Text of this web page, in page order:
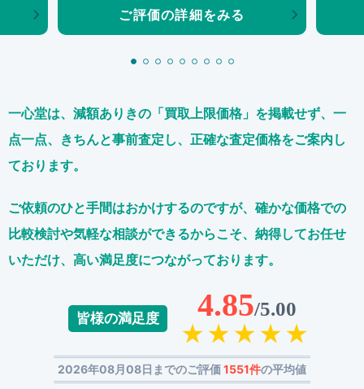
ご評価の詳細をみる
一心堂は、減額ありきの「買取上限価格」を掲載せず、 一
点一点、きちんと事前査定し、正確な査定価格をご案内し
ております。
ご依頼のひと手間はおかけするのですが、 確かな価格での
比較検討や気軽な相談ができるからこそ、 納得してお任せ
いただけ、高い満足度につながっております。
皆様の満足度 4.85/5.00
2026年08月08日までのご評価1551件の平均値